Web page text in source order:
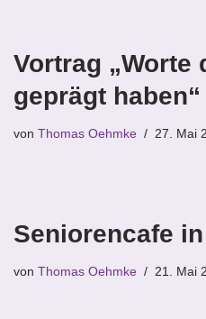
Vortrag „Worte
geprägt haben“
von Thomas Oehmke 27. Mai
Seniorencafe
von Thomas Oehmke 21. Mai